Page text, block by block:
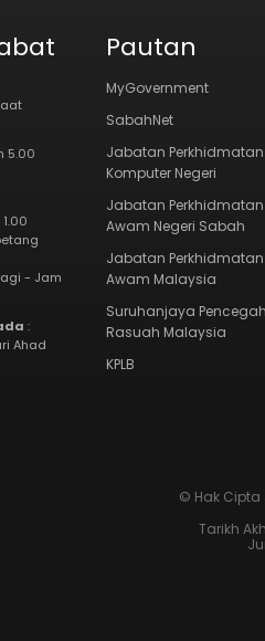
5.00
- Jam
:
Ahad
Pautan
MyGovernment
SabahNet
Jabatan Perkhidmatan
Komputer Negeri
Jabatan Perkhidmatan
Awam Negeri Sabah
Jabatan Perkhidmatan
Awam Malaysia
Suruhanjaya
Rasuah Malaysia
KPLB
© Hak Cipta
Tarikh